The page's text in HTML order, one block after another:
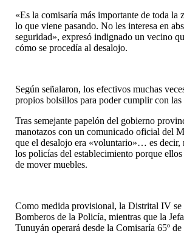
«Es la comisaría más importante de toda la
lo que viene pasando. No les interesa en
seguridad», expresó indignado un vecino
cómo se procedía al desalojo.
Según señalaron, los efectivos muchas
propios bolsillos para poder cumplir con las
Tras semejante papelón del gobierno
manotazos con un comunicado oficial del
que el desalojo era «voluntario»… es decir,
los policías del establecimiento porque
de mover muebles.
Como medida provisional, la Distrital IV se
Bomberos de la Policía, mientras que la
Tunuyán operará desde la Comisaría 65º